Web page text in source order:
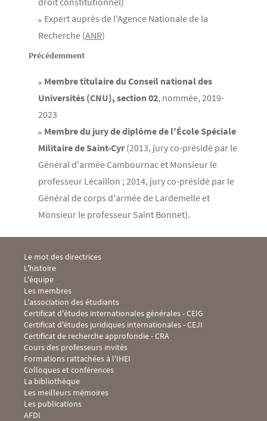
Expert auprès de l'Agence Nationale de la
Recherche (ANR)
Précédemment
Membre titulaire du Conseil national des
Universités (CNU), section 02, nommée, 2019-
2023
Membre du jury de diplôme de l'École Spéciale
Militaire de Saint-Cyr(2013, jury co-présidé par le
Général d'armée Cambournac et Monsieur le
professeur Lécaillon ; 2014, jury co-présidé par le
Général de corps d'armée de Lardemelle et
Monsieur le professeur Saint Bonnet).
Menu Footer IHEI 1
Le mot des directrices
L'histoire
L'équipe
Les membres
L'association des étudiants
Menu Footer IHEI 2
Certificat d'études internationales générales - CEIG
Certificat d'études juridiques internationales - CEJI
Certificat de recherche approfondie - CRA
Cours des professeurs invités
Formations rattachées à l'IHEI
Menu Footer IHEI 3
Colloques et conférences
La bibliothèque
Les meilleurs mémoires
Les publications
Menu Footer IHEI 4
AFDI